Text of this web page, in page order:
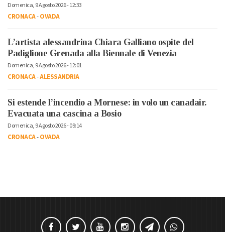
Domenica, 9 Agosto 2026 - 12:33
CRONACA-OVADA
L’artista alessandrina Chiara Galliano ospite del
Padiglione Grenada alla Biennale di Venezia
Domenica, 9 Agosto 2026 - 12:01
CRONACA-ALESSANDRIA
Si estende l’incendio a Mornese: in volo un canadair.
Evacuata una cascina a Bosio
Domenica, 9 Agosto 2026 - 09:14
CRONACA-OVADA